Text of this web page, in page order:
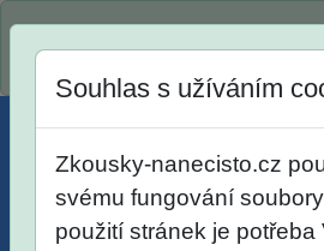
Menu Účet Košík
Souhlas s užíváním
Zkousky-nanecisto.cz
svému fungování
použití stránek je potřeba